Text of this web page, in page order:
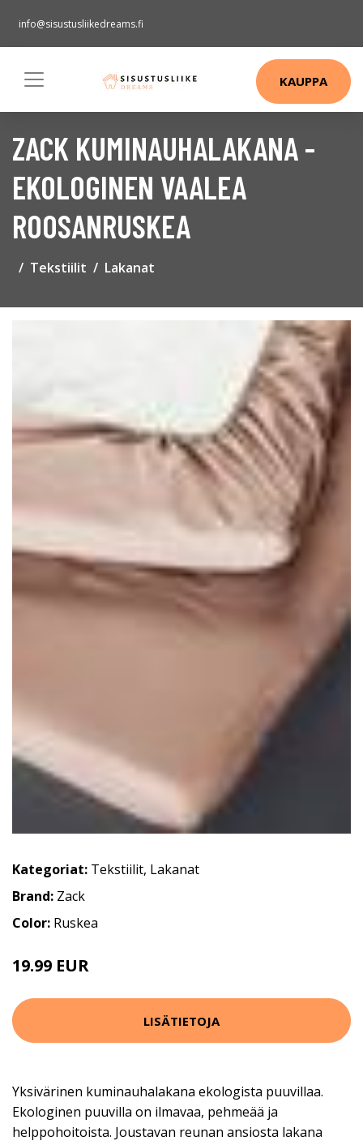
info@sisustusliikedreams.fi
KAUPPA
ZACK KUMINAUHALAKANA -
EKOLOGINEN VAALEA
ROOSANRUSKEA
Tekstiilit Lakanat
Kategoriat: Tekstiilit, Lakanat
Brand: Zack
Color: Ruskea
19.99 EUR
LISÄTIETOJA
Yksivärinen kuminauhalakana ekologista puuvillaa.
Ekologinen puuvilla on ilmavaa, pehmeää ja
helppohoitoista. Joustavan reunan ansiosta lakana